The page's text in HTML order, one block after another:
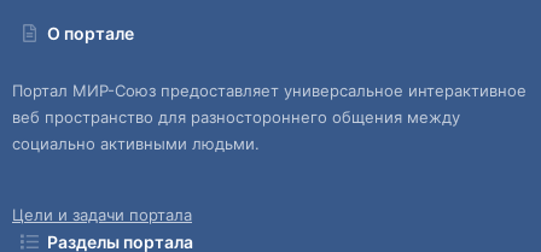
О портале
Портал МИР-Союз предоставляет универсальное интерактивное
веб пространство для разностороннего общения между
социально активными людьми.
Цели и задачи портала
Разделы портала